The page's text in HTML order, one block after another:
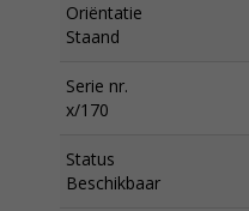
Oriëntatie
Staand
Serie nr.
x/170
Status
Beschikbaar